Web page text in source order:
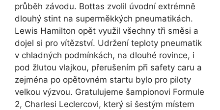
průběh závodu. Bottas zvolil úvodní extrémně
dlouhý stint na superměkkých pneumatikách.
Lewis Hamilton opět využil všechny tři směsi a
dojel si pro vítězství. Udržení teploty pneumatik
v chladných podmínkách, na dlouhé rovince, i
pod žlutou vlajkou, přerušením při safety caru a
zejména po opětovném startu bylo pro piloty
velkou výzvou. Gratulujeme šampionovi Formule
2, Charlesi Leclercovi, který si šestým místem